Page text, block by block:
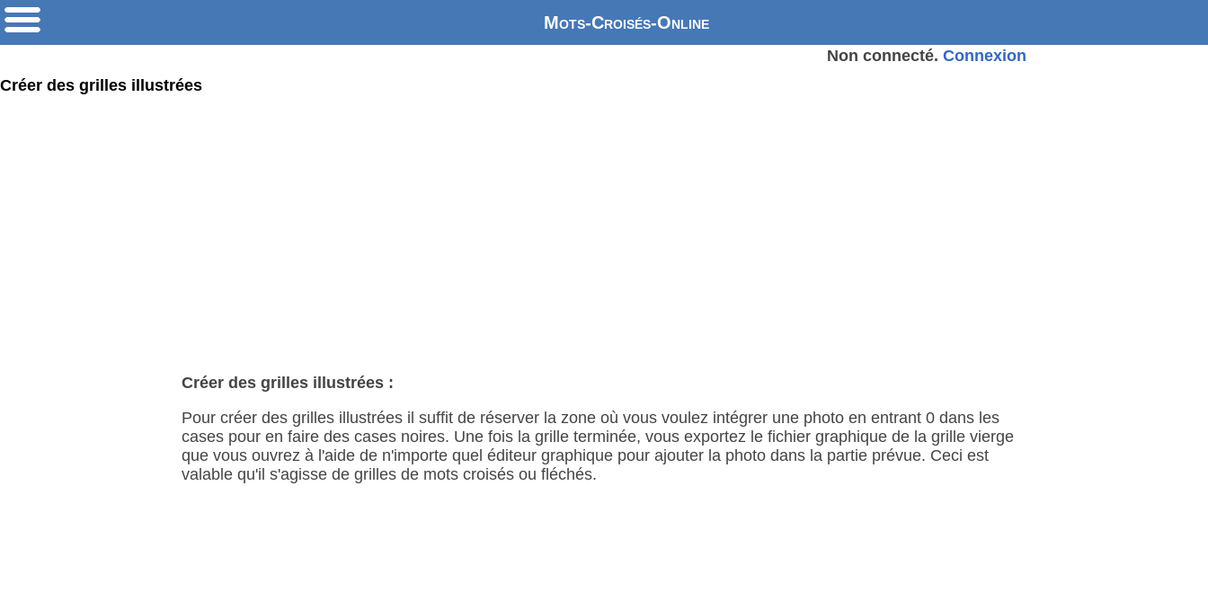
Mots-Croisés-Online
Non connecté.Connexion
Créer des grilles illustrées
Créer des grilles illustrées :
Pour créer des grilles illustrées il suffit de réserver la zone où vous voulez intégrer une photo en entrant 0 dans les
cases pour en faire des cases noires. Une fois la grille terminée, vous exportez le fichier graphique de la grille vierge
que vous ouvrez à l'aide de n'importe quel éditeur graphique pour ajouter la photo dans la partie prévue. Ceci est
valable qu'il s'agisse de grilles de mots croisés ou fléchés.